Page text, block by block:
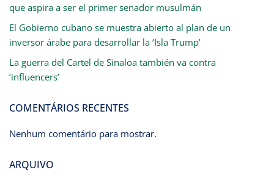
que aspira a ser el primer senador musulmán
El Gobierno cubano se muestra abierto al plan de un
inversor árabe para desarrollar la ‘Isla Trump’
La guerra del Cartel de Sinaloa también va contra
‘influencers’
COMENTÁRIOS RECENTES
Nenhum comentário para mostrar.
ARQUIVO